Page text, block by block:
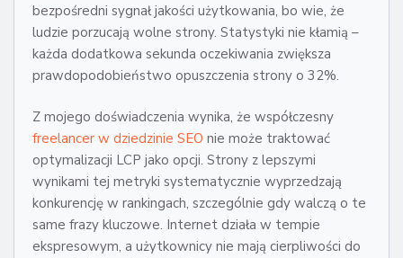
bezpośredni sygnał jakości użytkowania, bo wie, że
ludzie porzucają wolne strony. Statystyki nie kłamią –
każda dodatkowa sekunda oczekiwania zwiększa
prawdopodobieństwo opuszczenia strony o 32%.
Z mojego doświadczenia wynika, że współczesny
freelancer w dziedzinie SEO nie może traktować
optymalizacji LCP jako opcji. Strony z lepszymi
wynikami tej metryki systematycznie wyprzedzają
konkurencję w rankingach, szczególnie gdy walczą o te
same frazy kluczowe. Internet działa w tempie
ekspresowym, a użytkownicy nie mają cierpliwości do